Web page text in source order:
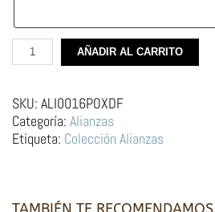
Alianza
de
Oxidada
Diferentes
–
Corteza
cantidad
AÑADIR AL CARRITO
SKU: ALI0016POXDF
Categoría: Alianzas
Etiqueta: Colección Alianzas
TAMBIÉN TE